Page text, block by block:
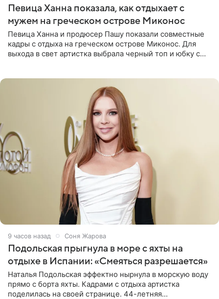
Певица Ханна показала, как отдыхает с
мужем на греческом острове Миконос
Певица Ханна и продюсер Пашу показали совместные
кадры с отдыха на греческом острове Миконос. Для
выхода в свет артистка выбрала черный топ и юбку с
9 часов назад Соня Жарова
Подольская прыгнула в море с яхты на
отдыхе в Испании: «Смеяться разрешается»
Наталья Подольская эффектно нырнула в морскую воду
прямо с борта яхты. Кадрами с отдыха артистка
поделилась на своей странице. 44-летняя